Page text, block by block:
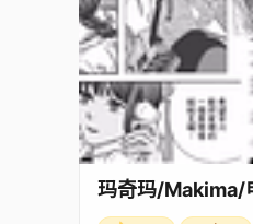
玛奇玛/Makima/